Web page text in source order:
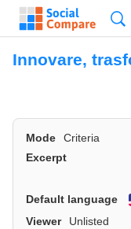
Innovare,
Mode Criteria
Excerpt
Default language
Viewer
Unlisted